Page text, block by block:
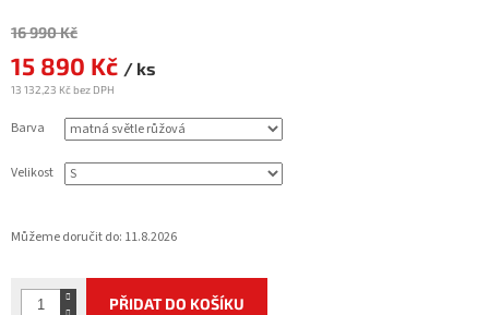
16 990 Kč
15 890 Kč / ks
13 132,23 Kč bez DPH
Měrná
Barva
Velikost
Můžeme doručit do: 11.8.2026
PŘIDAT DO KOŠÍKU